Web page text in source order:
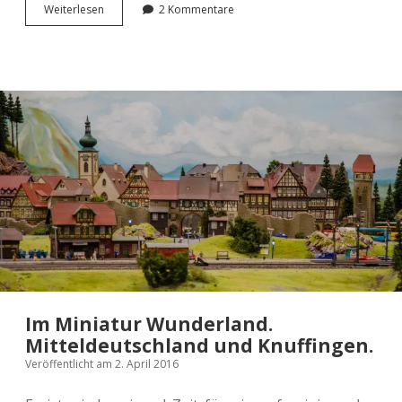
Wei­ter­le­sen
Minia­
land.
Ham­
Skandinavien.
2 Kommentare
Im Miniatur Wunderland.
Mitteldeutschland und Knuffingen.
Veröffentlicht am 2. April 2016